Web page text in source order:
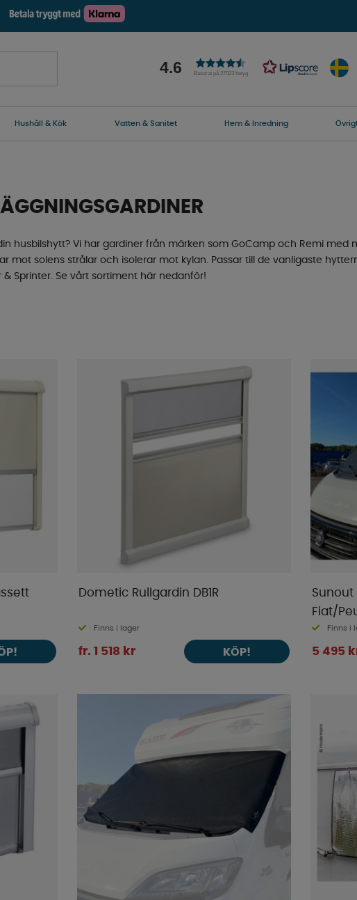
4.6 Baserat på 27023 betyg
Hushåll & Kök Vatten & Sanitet Hem & Inredning
husbilshytt? Vi har gardiner från märken som GoCamp och Remi med
mot solens strålar och isolerar mot kylan. Passar till de vanligaste
& Sprinter. Se vårt sortiment här nedanför!
Dometic Rullgardin DB1R
Finns i lager
fr. 1 518 kr KÖP!
Sunout
Fiat/
Finns i
5 495